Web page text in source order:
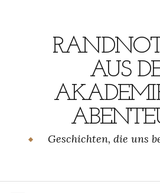
AUS
Geschichten, die uns